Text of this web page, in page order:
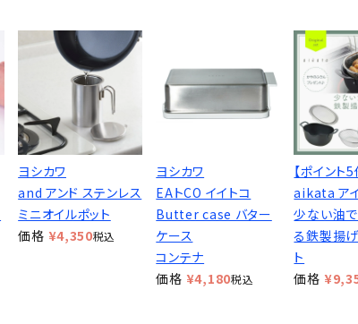
ヨシカワ
and アンド ステンレス
ミニオイルポット
価格 ¥4,350税込
ヨシカワ
EAトCO イイトコ
Butter case バター
ケース
コンテナ
価格 ¥4,180税込
【ポイント5
aikata ア
少ない油
る鉄製揚
ト
価格 ¥